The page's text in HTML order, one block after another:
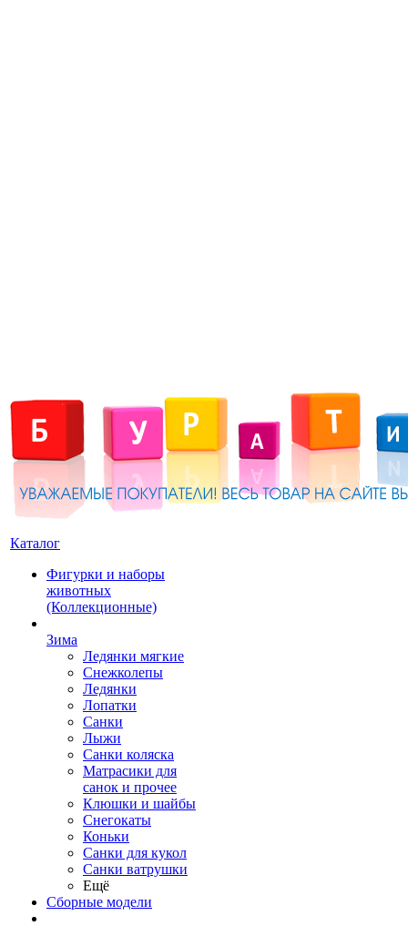
Каталог
Фигурки и наборы
животных
(Коллекционные)
Зима
Ледянки мягкие
Снежколепы
Ледянки
Лопатки
Санки
Лыжи
Санки коляска
Матрасики для
санок и прочее
Клюшки и шайбы
Снегокаты
Коньки
Санки для кукол
Санки ватрушки
Ещё
Сборные модели